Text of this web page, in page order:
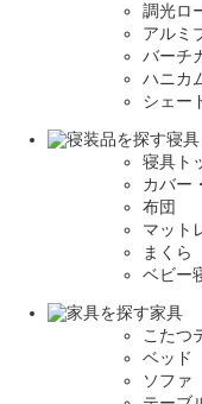
調光ロ
アルミ
バーチ
ハニカ
シェー
寝
寝具ト
カバー
布団
マット
まくら
ベビー
家具
こたつ
ベッド
ソファ